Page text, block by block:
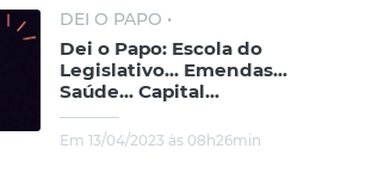
DEI O PAPO •
Dei o Papo: Escola do
Legislativo... Emendas...
Saúde... Capital...
Em 13/04/2023 às 08h26min